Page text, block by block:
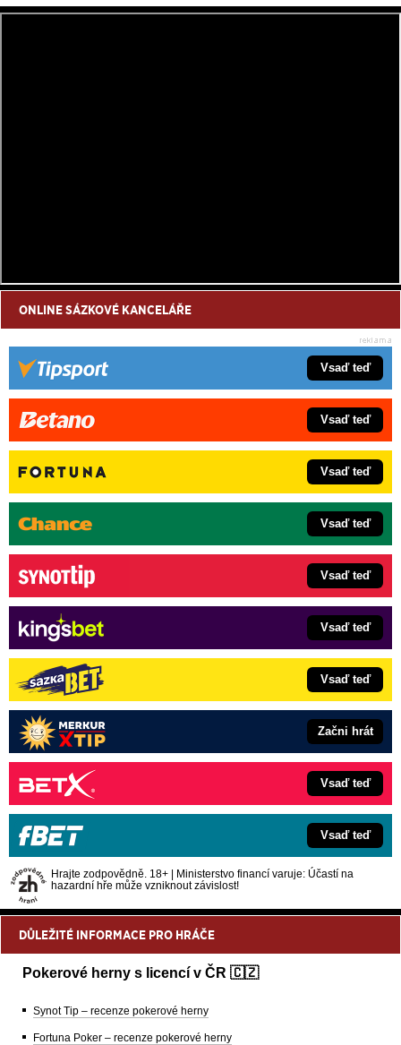
ONLINE SÁZKOVÉ KANCELÁŘE
Vsaď teď
Vsaď teď
Vsaď teď
Vsaď teď
Vsaď teď
Vsaď teď
Vsaď teď
Začni hrát
Vsaď teď
Vsaď teď
Hrajte zodpovědně. 18+ | Ministerstvo financí varuje: Účastí na
hazardní hře může vzniknout závislost!
DŮLEŽITÉ INFORMACE PRO HRÁČE
Pokerové herny s licencí v ČR 🇨🇿
Synot Tip – recenze pokerové herny
Fortuna Poker – recenze pokerové herny